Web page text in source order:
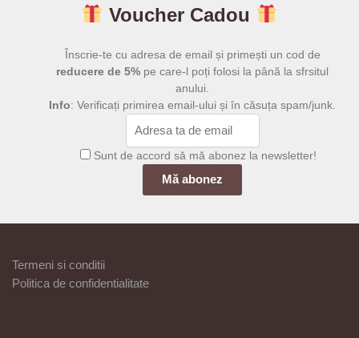
Voucher Cadou
Înscrie-te cu adresa de email și primești un cod de
reducere de 5% pe care-l poți folosi la până la sfrsitul
anului.
Info: Verificați primirea email-ului și în căsuța spam/junk.
Sunt de accord să mă abonez la newsletter!
Termeni si conditii
Politica de confidentialitate